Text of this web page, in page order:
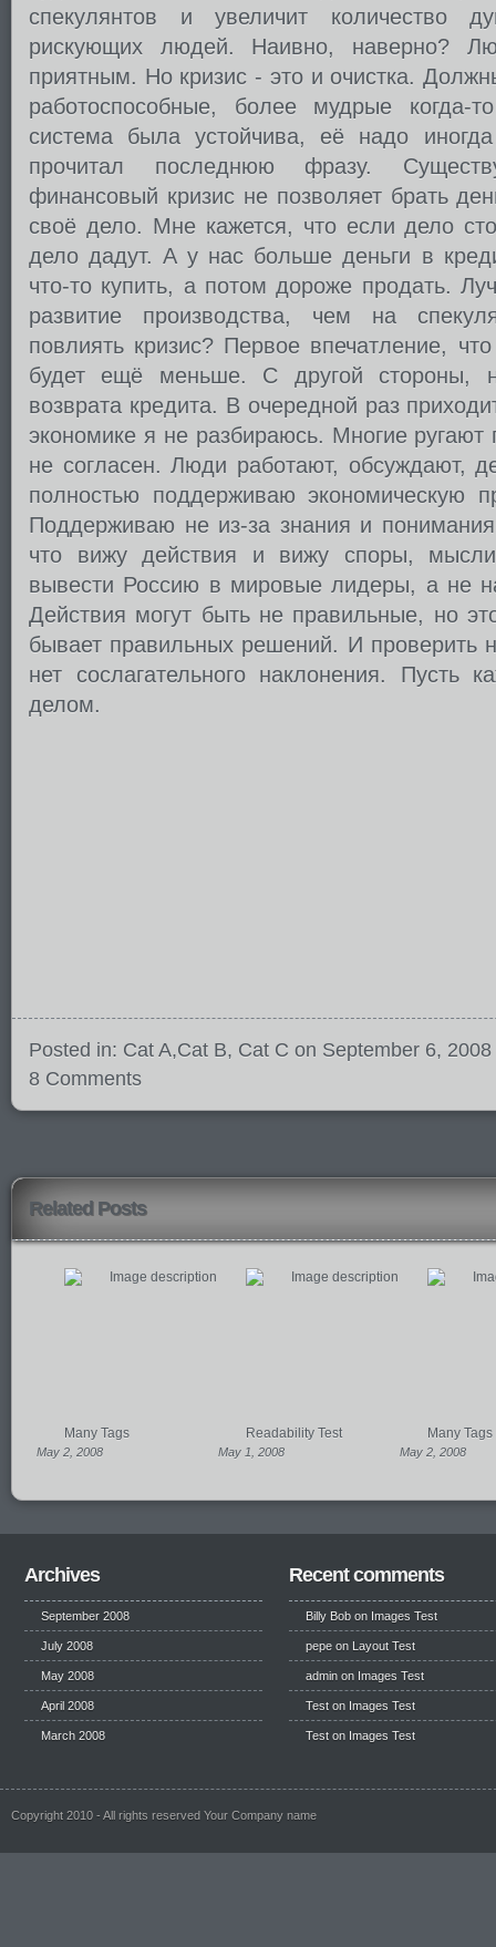
спекулянтов и увеличит количество
рискующих людей. Наивно, наверно?
приятным. Но кризис - это и очистка.
работоспособные, более мудрые
система была устойчива, её надо
прочитал последнюю фразу.
финансовый кризис не позволяет брать
своё дело. Мне кажется, что если дело
дело дадут. А у нас больше деньги в
что-то купить, а потом дороже продать.
развитие производства, чем на
повлиять кризис? Первое впечатление,
будет ещё меньше. С другой стороны,
возврата кредита. В очередной раз
экономике я не разбираюсь. Многие ругают
не согласен. Люди работают, обсуждают,
полностью поддерживаю экономическую
Поддерживаю не из-за знания и
что вижу действия и вижу споры,
вывести Россию в мировые лидеры, а не
Действия могут быть не правильные, но
бывает правильных решений. И проверить
нет сослагательного наклонения. Пусть
делом.
Posted in: Cat A,Cat B, Cat C on September 6, 2008
8 Comments
Related Posts
Many Tags
May 2, 2008
Readability Test
May 1, 2008
Many Tags
May 2, 2008
Archives
September 2008
July 2008
May 2008
April 2008
March 2008
Recent comments
Billy Bob on Images Test
pepe on Layout Test
admin on Images Test
Test on Images Test
Test on Images Test
Copyright 2010 - All rights reserved Your Company name